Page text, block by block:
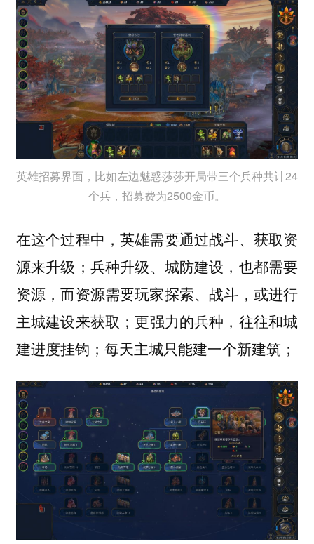
英雄招募界面，比如左边魅惑莎莎开局带三个兵种共计24
个兵，招募费为2500金币。
在这个过程中，英雄需要通过战斗、获取资
源来升级；兵种升级、城防建设，也都需要
资源，而资源需要玩家探索、战斗，或进行
主城建设来获取；更强力的兵种，往往和城
建进度挂钩；每天主城只能建一个新建筑；